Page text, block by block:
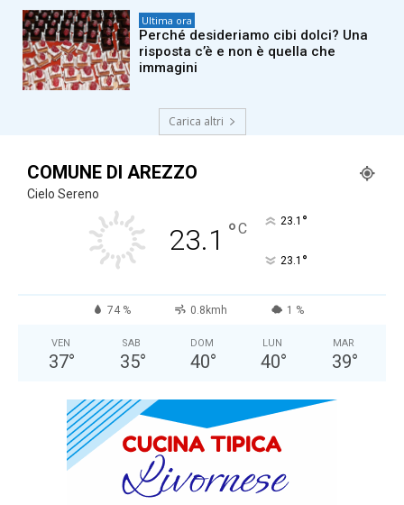
Ultima ora
Perché desideriamo cibi dolci? Una
risposta c’è e non è quella che
immagini
Carica altri
COMUNE DI AREZZO
Cielo Sereno
23.1 °C 23.1 °
23.1 °
74 % 0.8kmh 1 %
VEN
37°
SAB
35°
DOM
40°
LUN
40°
MAR
39°